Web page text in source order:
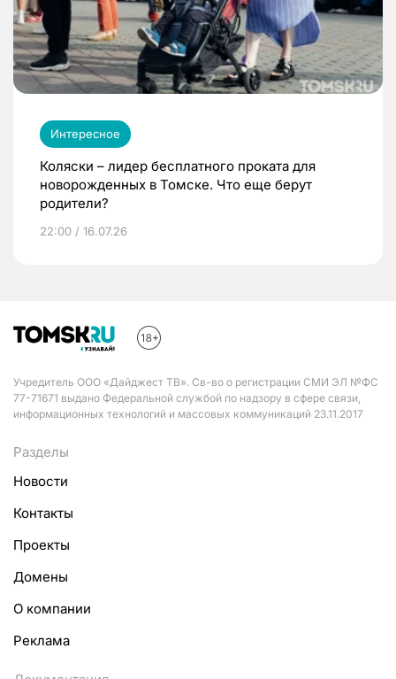
Интересное
Коляски – лидер бесплатного проката для
новорожденных в Томске. Что еще берут
родители?
22:00 / 16.07.26
Учредитель ООО «Дайджест ТВ». Св-во о регистрации СМИ ЭЛ №ФС
77-71671 выдано Федеральной службой по надзору в сфере связи,
информационных технологий и массовых коммуникаций 23.11.2017
Разделы
Новости
Контакты
Проекты
Домены
О компании
Реклама